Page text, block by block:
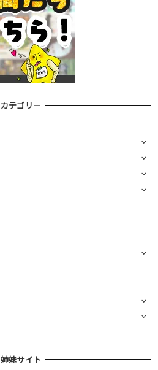
カテゴリー
姉妹サイト